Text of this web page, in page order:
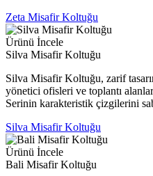
Zeta Misafir Koltuğu
Ürünü İncele
Silva Misafir Koltuğu
Silva Misafir Koltuğu, zarif
yönetici ofisleri ve toplantı
Serinin karakteristik çizgilerini
Silva Misafir Koltuğu
Ürünü İncele
Bali Misafir Koltuğu